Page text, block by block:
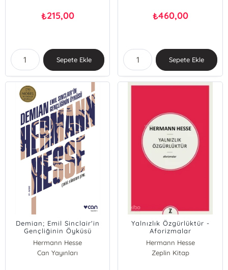
₺215,00
Sepete Ekle
₺460,00
Sepete Ekle
Demian; Emil Sinclair'in
Gençliğinin Öyküsü
Hermann Hesse
Can Yayınları
Yalnızlık Özgürlüktür -
Aforizmalar
Hermann Hesse
Zeplin Kitap